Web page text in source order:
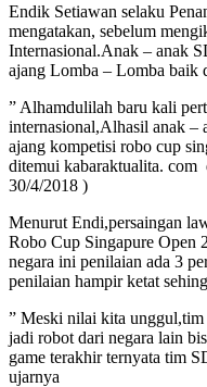
Endik Setiawan selaku
mengatakan, sebelum
Internasional.Anak – anak
ajang Lomba – Lomba baik
” Alhamdulilah baru kali
internasional,Alhasil anak –
ajang kompetisi robo cup
ditemui kabaraktualita.
30/4/2018 )
Menurut Endi,persaingan
Robo Cup Singapure Open
negara ini penilaian ada 3
penilaian hampir ketat
” Meski nilai kita unggul,tim
jadi robot dari negara lain
game terakhir ternyata tim
ujarnya